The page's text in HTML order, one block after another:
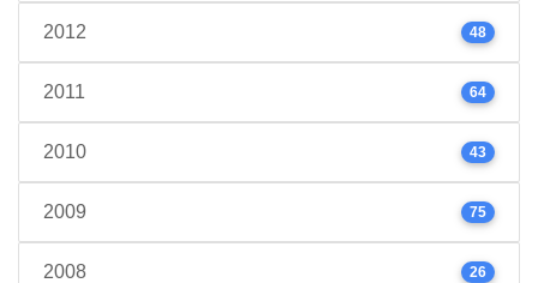
2012 48
2011 64
2010 43
2009 75
2008 26